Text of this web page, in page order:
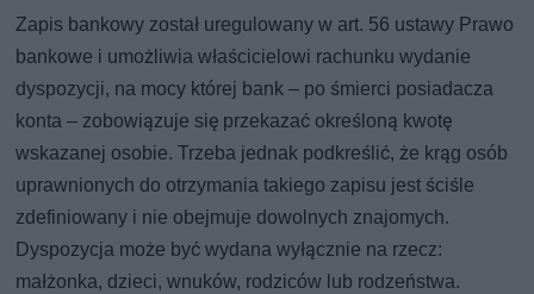
Zapis bankowy został uregulowany w art. 56 ustawy Prawo
bankowe i umożliwia właścicielowi rachunku wydanie
dyspozycji, na mocy której bank – po śmierci posiadacza
konta – zobowiązuje się przekazać określoną kwotę
wskazanej osobie. Trzeba jednak podkreślić, że krąg osób
uprawnionych do otrzymania takiego zapisu jest ściśle
zdefiniowany i nie obejmuje dowolnych znajomych.
Dyspozycja może być wydana wyłącznie na rzecz:
małżonka, dzieci, wnuków, rodziców lub rodzeństwa.